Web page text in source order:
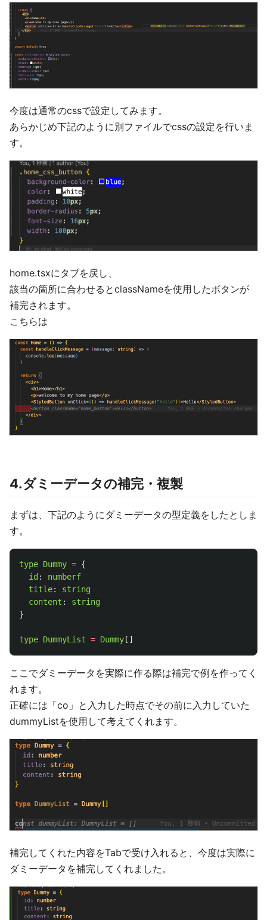
今度は通常のcssで設定してみます。
あらかじめ下記のように別ファイルでcssの設定を行いま
す。
home.tsxにタブを戻し、
該当の箇所に合わせるとclassNameを使用したボタンが
補完されます。
こちらは
4.ダミーデータの補完・複製
まずは、下記のようにダミーデータの型定義をしたとしま
す。
type Dummy = {
id :
numberf
title:
string
content :
string
}
type DummyList = Dummy []
ここでダミーデータを実際に作る際は補完で例を作ってく
れます。
正確には「co」と入力した時点でその前に入力していた
dummyListを使用して考えてくれます。
補完してくれた内容をTabで受け入れると、今度は実際に
ダミーデータを補完してくれました。